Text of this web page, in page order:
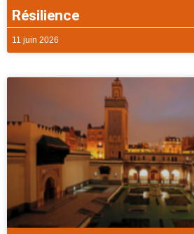
Résilience
11 juin 2026